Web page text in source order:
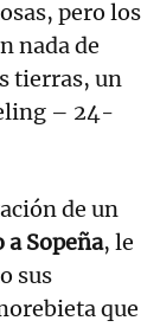
pero los
nada de
tierras, un
– 24-
de un
Sopeña, le
sus
que